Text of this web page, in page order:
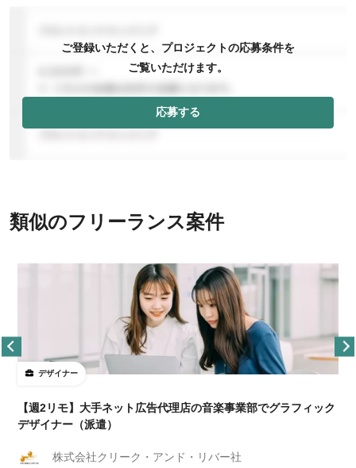
ご登録いただくと、プロジェクトの応募条件を
ご覧いただけます。
応募する
類似のフリーランス案件
デザイナー
【週2リモ】大手ネット広告代理店の音楽事業部でグラフィック
デザイナー（派遣）
株式会社クリーク・アンド・リバー社